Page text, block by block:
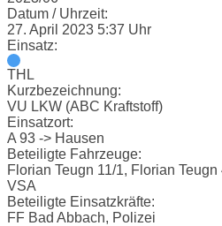
Datum / Uhrzeit:
27. April 2023 5:37 Uhr
Einsatz:
THL
Kurzbezeichnung:
VU LKW (ABC Kraftstoff)
Einsatzort:
A 93 -> Hausen
Beteiligte Fahrzeuge:
Florian Teugn 11/1, Florian
VSA
Beteiligte Einsatzkräfte:
FF Bad Abbach, Polizei